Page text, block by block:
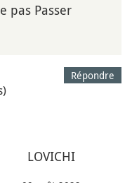
pas Passer
Répondre
LOVICHI